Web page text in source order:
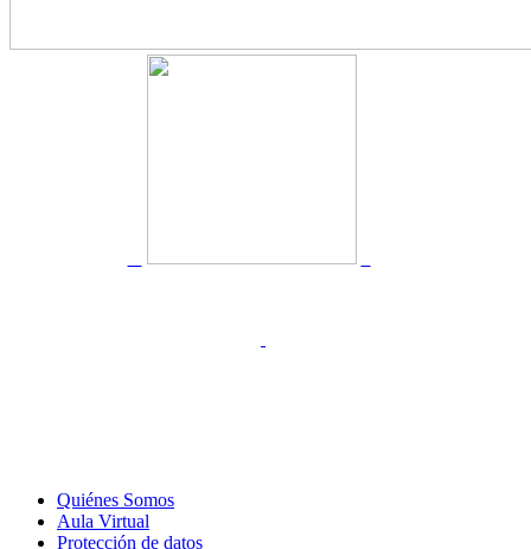
Quiénes Somos
Aula Virtual
Protección de datos